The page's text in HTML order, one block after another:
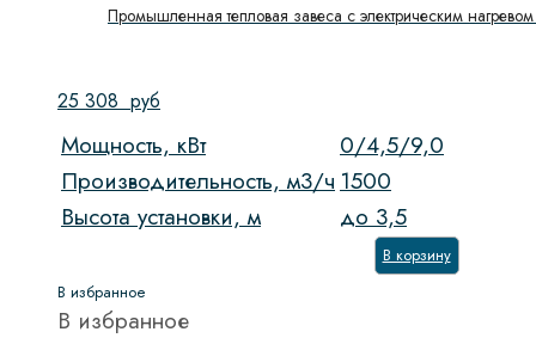
Промышленная тепловая завеса с электрическим
25 308 руб
Мощность, кВт
0/4,5/9,0
Производительность, м3/ч 1500
Высота установки, м
до 3,5
В корзину
В избранное
В избранное